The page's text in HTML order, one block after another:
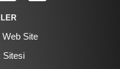
Web Site
Sitesi